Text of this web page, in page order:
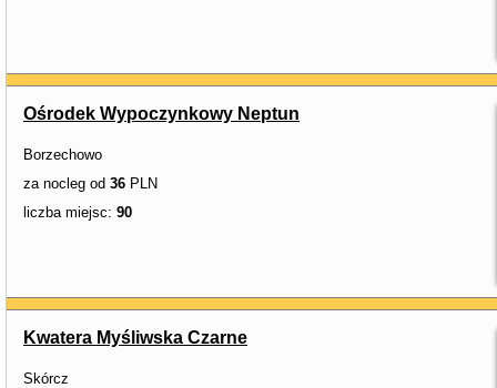
Ośrodek Wypoczynkowy Neptun
Borzechowo
za nocleg od 36 PLN
liczba miejsc: 90
Kwatera Myśliwska Czarne
Skórcz